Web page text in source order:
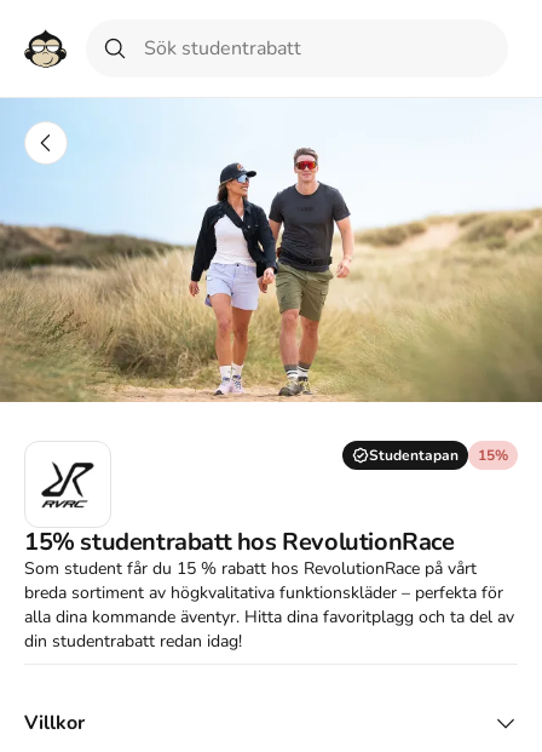
Studentapan 15%
15% studentrabatt hos RevolutionRace
Som student får du 15 % rabatt hos RevolutionRace på vårt
breda sortiment av högkvalitativa funktionskläder – perfekta för
alla dina kommande äventyr. Hitta dina favoritplagg och ta del av
din studentrabatt redan idag!
Villkor